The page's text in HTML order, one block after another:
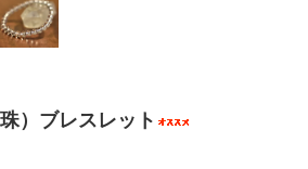
）ブレスレット